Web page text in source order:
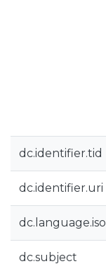
dc.identifier.tid
dc.identifier.uri
dc.language.iso
dc.subject